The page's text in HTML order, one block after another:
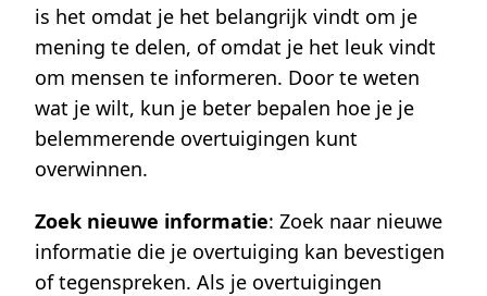
is het omdat je het belangrijk vindt om je
mening te delen, of omdat je het leuk vindt
om mensen te informeren. Door te weten
wat je wilt, kun je beter bepalen hoe je je
belemmerende overtuigingen kunt
overwinnen.
Zoek nieuwe informatie: Zoek naar nieuwe
informatie die je overtuiging kan bevestigen
of tegenspreken. Als je overtuigingen